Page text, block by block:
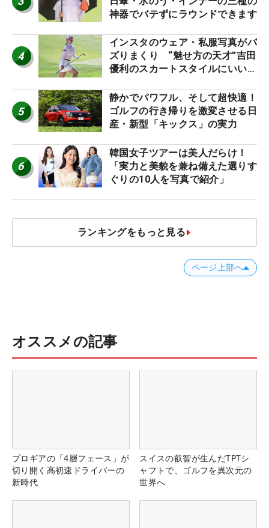
神器でバテずにラウンドできます
4
インスタのウェア・私服写真がバ
ズりまくり “魅せ方の天才”吉田
優利のスカートスタイルにいい
5
静かでパワフル、そして超快適！
ゴルフの行き帰りを激変させる日
産・新型「キックス」の実力
6
韓国女子ツアーは美人だらけ！
「実力と美貌を兼ね備えた選りす
ぐりの10人を写真で紹介」
ランキングをもっと見る
ページ上部へ
オススメの記事
プロギアの「4層フェース」が
切り開く高初速ドライバーの
新時代
スイスの叡智が生んだTPTシ
ャフトで、ゴルフを異次元の
世界へ